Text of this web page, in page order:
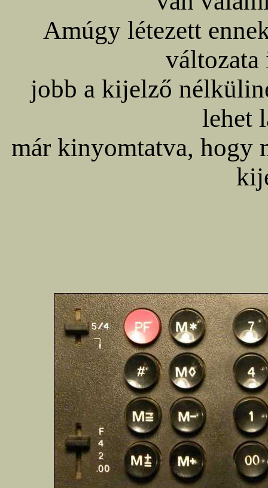
Amúgy létezett
jobb a kijelző
lehet
már kinyomtatva, hogy